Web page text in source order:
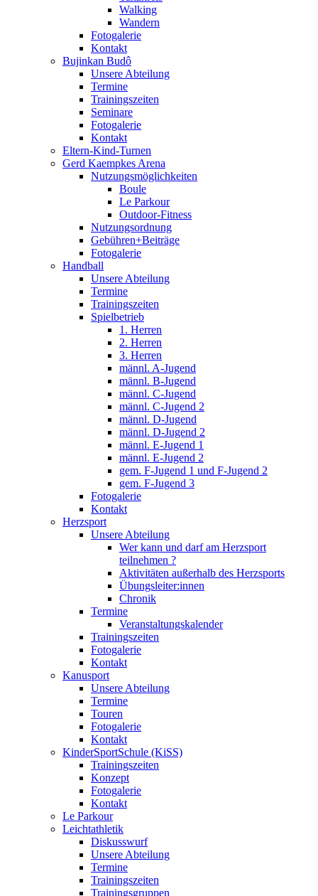
Walking
Wandern
Fotogalerie
Kontakt
Bujinkan Budô
Unsere Abteilung
Termine
Trainingszeiten
Seminare
Fotogalerie
Kontakt
Eltern-Kind-Turnen
Gerd Kaempkes Arena
Nutzungsmöglichkeiten
Boule
Le Parkour
Outdoor-Fitness
Nutzungsordnung
Gebühren+Beiträge
Fotogalerie
Handball
Unsere Abteilung
Termine
Trainingszeiten
Spielbetrieb
1. Herren
2. Herren
3. Herren
männl. A-Jugend
männl. B-Jugend
männl. C-Jugend
männl. C-Jugend 2
männl. D-Jugend
männl. D-Jugend 2
männl. E-Jugend 1
männl. E-Jugend 2
gem. F-Jugend 1 und F-Jugend 2
gem. F-Jugend 3
Fotogalerie
Kontakt
Herzsport
Unsere Abteilung
Wer kann und darf am Herzsport
teilnehmen ?
Aktivitäten außerhalb des Herzsports
Übungsleiter:innen
Chronik
Termine
Veranstaltungskalender
Trainingszeiten
Fotogalerie
Kontakt
Kanusport
Unsere Abteilung
Termine
Touren
Fotogalerie
Kontakt
KinderSportSchule (KiSS)
Trainingszeiten
Konzept
Fotogalerie
Kontakt
Le Parkour
Leichtathletik
Diskusswurf
Unsere Abteilung
Termine
Trainingszeiten
Trainingsgruppen